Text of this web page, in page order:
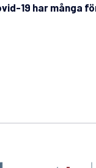
19 har många